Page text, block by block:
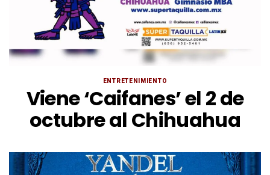
ENTRETENIMIENTO
Viene ‘Caifanes’ el 2 de
octubre al Chihuahua